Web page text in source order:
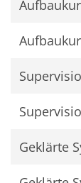
Geklärte